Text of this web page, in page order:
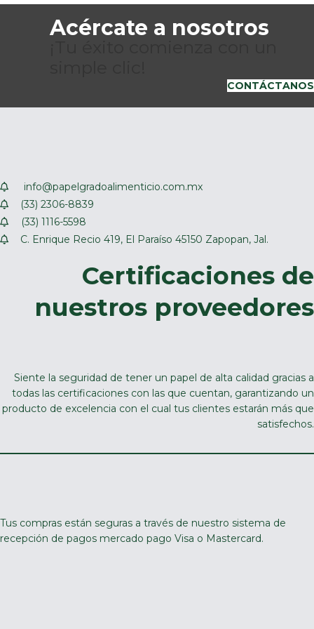
Acércate a nosotros
CONTÁCTANOS
info@papelgradoalimenticio.com.mx
(33) 2306-8839
(33) 1116-5598
C. Enrique Recio 419, El Paraíso 45150 Zapopan, Jal.
Certificaciones de
nuestros proveedores
Siente la seguridad de tener un papel de alta calidad gracias a
todas las certificaciones con las que cuentan, garantizando un
producto de excelencia con el cual tus clientes estarán más que
satisfechos.
Tus compras están seguras a través de nuestro sistema de
recepción de pagos mercado pago Visa o Mastercard.